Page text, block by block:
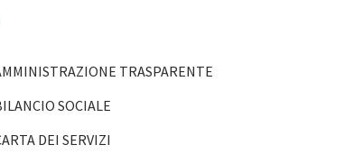
TRASPARENTE
SOCIALE
DEI SERVIZI